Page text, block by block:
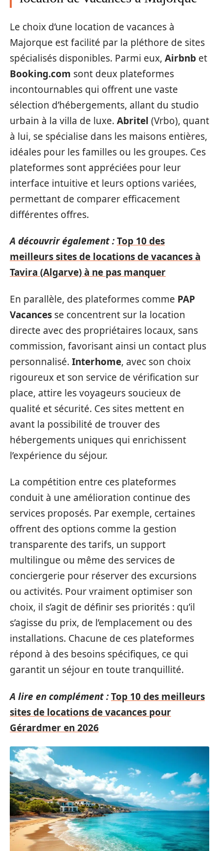
Le choix d’une location de vacances à
Majorque est facilité par la pléthore de sites
spécialisés disponibles. Parmi eux, Airbnb et
Booking.com sont deux plateformes
incontournables qui offrent une vaste
sélection d’hébergements, allant du studio
urbain à la villa de luxe. Abritel (Vrbo), quant
à lui, se spécialise dans les maisons entières,
idéales pour les familles ou les groupes. Ces
plateformes sont appréciées pour leur
interface intuitive et leurs options variées,
permettant de comparer efficacement
différentes offres.
A découvrir également :Top 10 des
meilleurs sites de locations de vacances à
Tavira (Algarve) à ne pas manquer
En parallèle, des plateformes comme PAP
Vacances se concentrent sur la location
directe avec des propriétaires locaux, sans
commission, favorisant ainsi un contact plus
personnalisé. Interhome, avec son choix
rigoureux et son service de vérification sur
place, attire les voyageurs soucieux de
qualité et sécurité. Ces sites mettent en
avant la possibilité de trouver des
hébergements uniques qui enrichissent
l’expérience du séjour.
La compétition entre ces plateformes
conduit à une amélioration continue des
services proposés. Par exemple, certaines
offrent des options comme la gestion
transparente des tarifs, un support
multilingue ou même des services de
conciergerie pour réserver des excursions
ou activités. Pour vraiment optimiser son
choix, il s’agit de définir ses priorités : qu’il
s’agisse du prix, de l’emplacement ou des
installations. Chacune de ces plateformes
répond à des besoins spécifiques, ce qui
garantit un séjour en toute tranquillité.
A lire en complément :Top 10 des meilleurs
sites de locations de vacances pour
Gérardmer en 2026